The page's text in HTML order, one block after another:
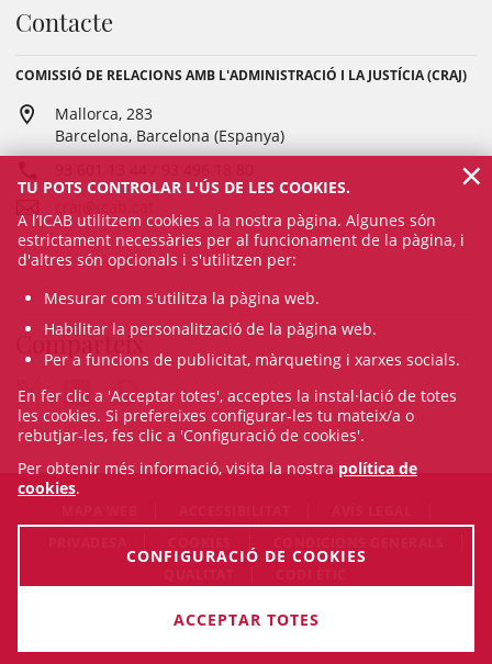
Contacte
COMISSIÓ DE RELACIONS AMB L'ADMINISTRACIÓ I LA JUSTÍCIA (CRAJ)
Mallorca, 283
Barcelona, Barcelona (Espanya)
Comparteix
© Sat Aug 08 20:07:57 CEST 2026 Il·lustre Col·legi de l'Advocacia
TU POTS CONTROLAR L'ÚS DE LES COOKIES.
A l’ICAB utilitzem cookies a la nostra pàgina. Algunes són
estrictament necessàries per al funcionament de la pàgina, i
d'altres són opcionals i s'utilitzen per:
Mesurar com s'utilitza la pàgina web.
Habilitar la personalització de la pàgina web.
Per a funcions de publicitat, màrqueting i xarxes socials.
En fer clic a 'Acceptar totes', acceptes la instal·lació de totes
les cookies. Si prefereixes configurar-les tu mateix/a o
rebutjar-les, fes clic a 'Configuració de cookies'.
Per obtenir més informació, visita la nostra política de
cookies.
CONFIGURACIÓ DE COOKIES
ACCEPTAR TOTES
×